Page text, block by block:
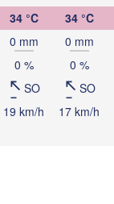
34 °C
0 mm
0 %
SO
19 km/h
34 °C
0 mm
0 %
SO
17 km/h